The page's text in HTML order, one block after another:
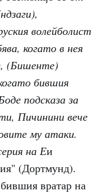
волейболист
когато в нея
(Бишенте)
бившия
подсказа за
Пичинини вече
му атаки.
на Еи
(Дортмунд).
вратар на